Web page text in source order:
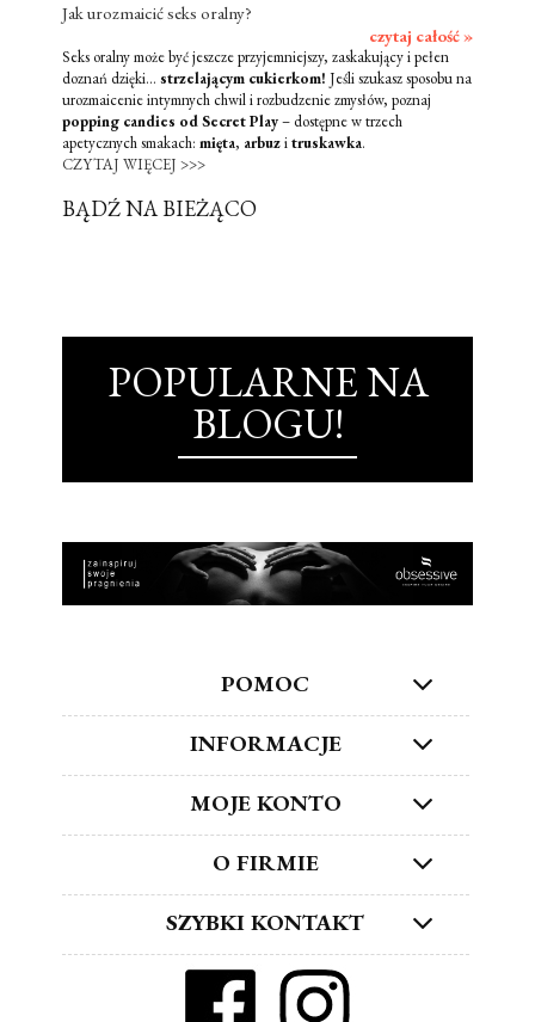
Jak urozmaicić seks oralny?
czytaj całość »
Seks oralny może być jeszcze przyjemniejszy, zaskakujący i pełen
doznań dzięki... strzelającym cukierkom! Jeśli szukasz sposobu na
urozmaicenie intymnych chwil i rozbudzenie zmysłów, poznaj
popping candies od Secret Play– dostępne w trzech
apetycznych smakach: mięta, arbuzitruskawka.
CZYTAJ WIĘCEJ >>>
BĄDŹ NA BIEŻĄCO
POPULARNE NA
BLOGU!
POMOC
INFORMACJE
MOJE KONTO
O FIRMIE
SZYBKI KONTAKT